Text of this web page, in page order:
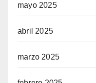
mayo 2025
abril 2025
marzo 2025